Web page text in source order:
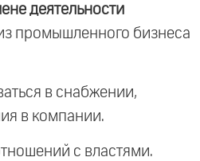
деятельности
промышленного бизнеса
в снабжении,
в компании.
с властями.